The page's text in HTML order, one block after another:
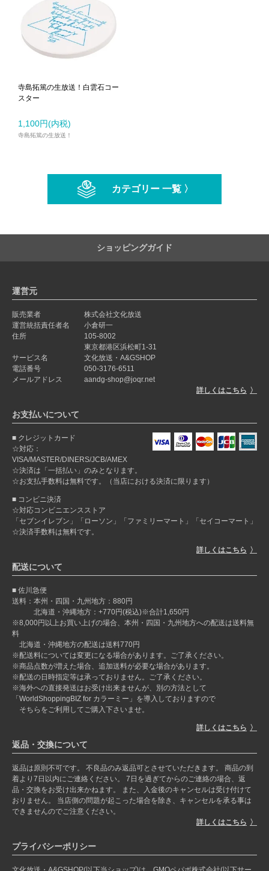
寺島拓篤の生放送！白雲石コー
スター
1,100円(内税)
寺島拓篤の生放送！
カテゴリー 一覧 〉
ショッピングガイド
運営元
販売業者
株式会社文化放送
運営統括責任者名
小倉研一
住所
105-8002
東京都港区浜松町1-31
サービス名
文化放送・A&GSHOP
電話番号
050-3176-6511
メールアドレス
aandg-shop@joqr.net
詳しくはこちら
お支払いについて
クレジットカード
☆対応：
VISA/MASTER/DINERS/JCB/AMEX
☆決済は「一括払い」のみとなります。
☆お支払手数料は無料です。（当店における決済に限ります）
コンビニ決済
☆対応コンビニエンスストア
「セブンイレブン」「ローソン」「ファミリーマート」「セイコーマート」
☆決済手数料は無料です。
詳しくはこちら
配送について
佐川急便
送料：本州・四国・九州地方：880円
北海道・沖縄地方：+770円(税込)※合計1,650円
※8,000円以上お買い上げの場合、本州・四国・九州地方への配送は送料無
料
北海道・沖縄地方の配送は送料770円
※配送料については変更になる場合があります。ご了承ください。
※商品点数が増えた場合、追加送料が必要な場合があります。
※配送の日時指定等は承っておりません。ご了承ください。
※海外への直接発送はお受け出来ませんが、別の方法として
「WorldShoppingBIZ for カラーミー」を導入しておりますので
そちらをご利用してご購入下さいませ。
詳しくはこちら
返品・交換について
返品は原則不可です。 不良品のみ返品可とさせていただきます。 商品の到
着より7日以内にご連絡ください。 7日を過ぎてからのご連絡の場合、返
品・交換をお受け出来かねます。 また、入金後のキャンセルは受け付けて
おりません。 当店側の問題が起こった場合を除き、キャンセルを承る事は
できませんのでご注意ください。
詳しくはこちら
プライバシーポリシー